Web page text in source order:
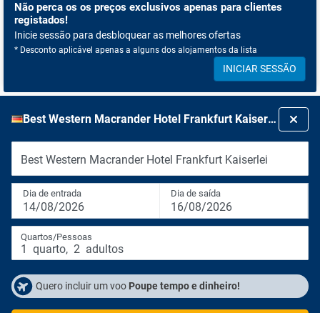
Não perca os os preços exclusivos apenas para clientes
registados!
Inicie sessão para desbloquear as melhores ofertas
* Desconto aplicável apenas a alguns dos alojamentos da lista
INICIAR SESSÃO
Best Western Macrander Hotel Frankfurt Kaiserlei
Best Western Macrander Hotel Frankfurt Kaiserlei
Dia de entrada
14/08/2026
Dia de saída
16/08/2026
Quartos/Pessoas
1 quarto, 2 adultos
Quero incluir um voo Poupe tempo e dinheiro!